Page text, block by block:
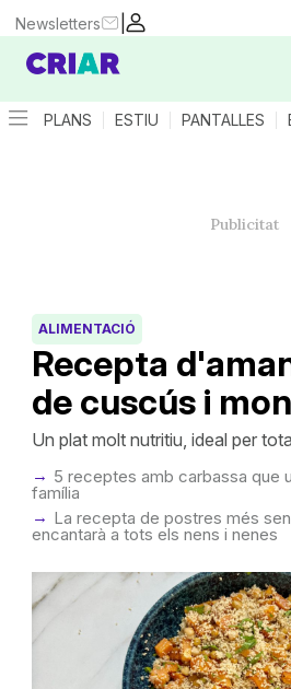
|
Newsletters
PLANS ESTIU PANTALLES
Recepta
de cuscús i
ALIMENTACIÓ
Un plat molt nutritiu, ideal per
5 receptes amb carbassa que
família
La recepta de postres més
encantarà a tots els nens i nenes